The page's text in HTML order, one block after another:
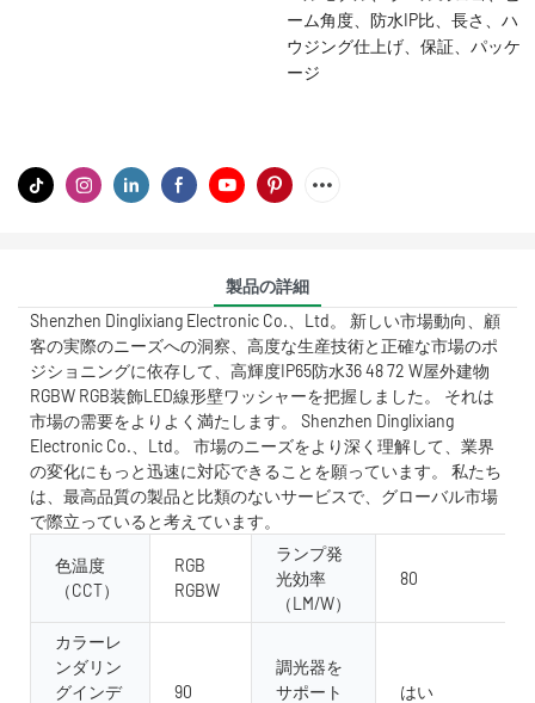
ーム角度、防水IP比、長さ、ハ
ウジング仕上げ、保証、パッケ
ージ
製品の詳細
Shenzhen Dinglixiang Electronic Co.、Ltd。 新しい市場動向、顧
客の実際のニーズへの洞察、高度な生産技術と正確な市場のポ
ジショニングに依存して、高輝度IP65防水36 48 72 W屋外建物
RGBW RGB装飾LED線形壁ワッシャーを把握しました。 それは
市場の需要をよりよく満たします。 Shenzhen Dinglixiang
Electronic Co.、Ltd。 市場のニーズをより深く理解して、業界
の変化にもっと迅速に対応できることを願っています。 私たち
は、最高品質の製品と比類のないサービスで、グローバル市場
で際立っていると考えています。
色温度
（CCT）
RGB
RGBW
ランプ発
光効率
（LM/W）
80
カラーレ
ンダリン
グインデ
90
調光器を
サポート
はい